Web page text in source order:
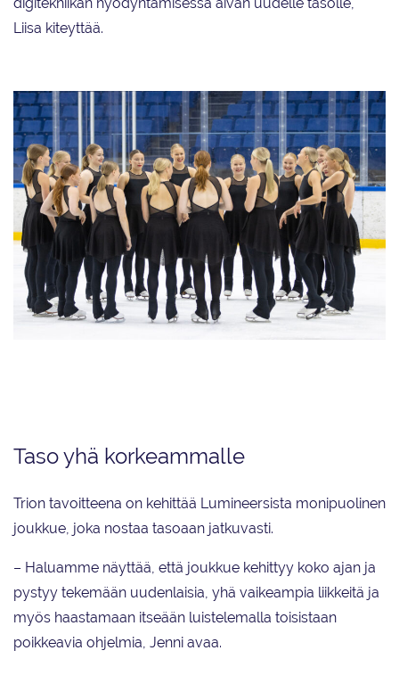
Liisa kiteyttää.
Taso yhä korkeammalle
Trion tavoitteena on kehittää Lumineersista monipuolinen
joukkue, joka nostaa tasoaan jatkuvasti.
– Haluamme näyttää, että joukkue kehittyy koko ajan ja
pystyy tekemään uudenlaisia, yhä vaikeampia liikkeitä ja
myös haastamaan itseään luistelemalla toisistaan
poikkeavia ohjelmia, Jenni avaa.